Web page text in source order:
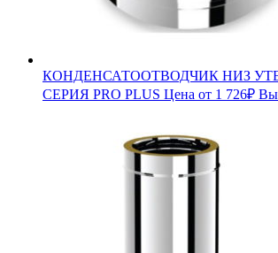
КОНДЕНСАТООТВОДЧИК НИЗ
СЕРИЯ PRO PLUS Цена от 1 726₽